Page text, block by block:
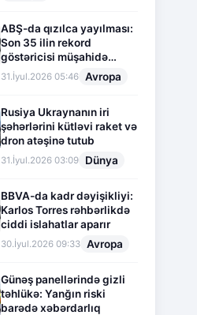
ABŞ-da qızılca yayılması:
Son 35 ilin rekord
göstəricisi müşahidə
olunur
31.İyul.2026 05:46 Avropa
Rusiya Ukraynanın iri
şəhərlərini kütləvi raket və
dron atəşinə tutub
31.İyul.2026 03:09 Dünya
BBVA-da kadr dəyişikliyi:
Karlos Torres rəhbərlikdə
ciddi islahatlar aparır
30.İyul.2026 09:33 Avropa
Günəş panellərində gizli
təhlükə: Yanğın riski
barədə xəbərdarlıq